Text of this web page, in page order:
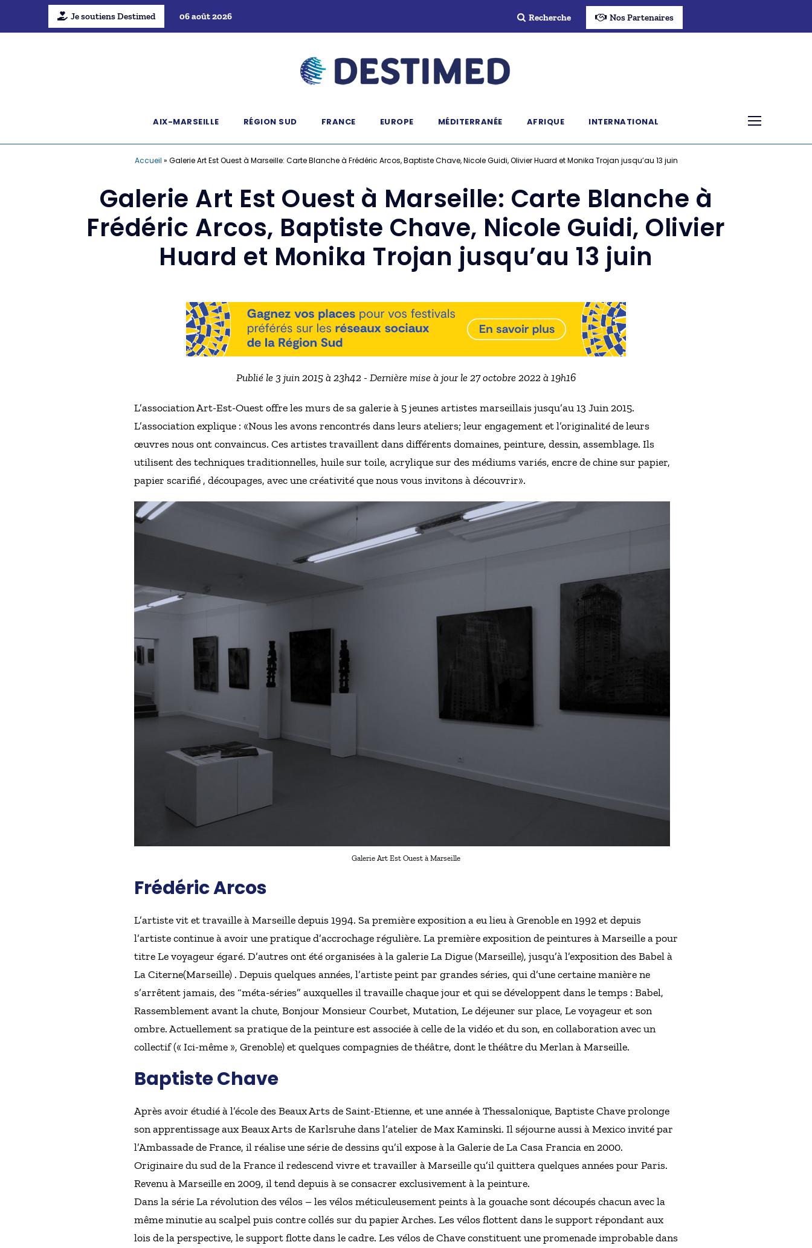
Je soutiens Destimed 06 août 2026 Recherche Nos Partenaires
AIX-MARSEILLE RÉGION SUD FRANCE EUROPE MÉDITERRANÉE AFRIQUE INTERNATIONAL
Accueil » Galerie Art Est Ouest à Marseille: Carte Blanche à Frédéric Arcos, Baptiste Chave, Nicole Guidi, Olivier Huard et Monika Trojan jusqu’au 13 juin
Galerie Art Est Ouest à Marseille: Carte Blanche à
Frédéric Arcos, Baptiste Chave, Nicole Guidi, Olivier
Huard et Monika Trojan jusqu’au 13 juin
Publié le 3 juin 2015 à 23h42 - Dernière mise à jour le 27 octobre 2022 à 19h16
L’association Art-Est-Ouest offre les murs de sa galerie à 5 jeunes artistes marseillais jusqu’au 13 Juin 2015.
L’association explique : «Nous les avons rencontrés dans leurs ateliers; leur engagement et l’originalité de leurs
œuvres nous ont convaincus. Ces artistes travaillent dans différents domaines, peinture, dessin, assemblage. Ils
utilisent des techniques traditionnelles, huile sur toile, acrylique sur des médiums variés, encre de chine sur papier,
papier scarifié , découpages, avec une créativité que nous vous invitons à découvrir».
Galerie Art Est Ouest à Marseille
Frédéric Arcos
L’artiste vit et travaille à Marseille depuis 1994. Sa première exposition a eu lieu à Grenoble en 1992 et depuis
l’artiste continue à avoir une pratique d’accrochage régulière. La première exposition de peintures à Marseille a pour
titre Le voyageur égaré. D’autres ont été organisées à la galerie La Digue (Marseille), jusqu’à l’exposition des Babel à
La Citerne(Marseille) . Depuis quelques années, l’artiste peint par grandes séries, qui d’une certaine manière ne
s’arrêtent jamais, des “méta-séries” auxquelles il travaille chaque jour et qui se développent dans le temps : Babel,
Rassemblement avant la chute, Bonjour Monsieur Courbet, Mutation, Le déjeuner sur place, Le voyageur et son
ombre. Actuellement sa pratique de la peinture est associée à celle de la vidéo et du son, en collaboration avec un
collectif (« Ici-même », Grenoble) et quelques compagnies de théâtre, dont le théâtre du Merlan à Marseille.
Baptiste Chave
Après avoir étudié à l’école des Beaux Arts de Saint-Etienne, et une année à Thessalonique, Baptiste Chave prolonge
son apprentissage aux Beaux Arts de Karlsruhe dans l’atelier de Max Kaminski. Il séjourne aussi à Mexico invité par
l’Ambassade de France, il réalise une série de dessins qu’il expose à la Galerie de La Casa Francia en 2000.
Originaire du sud de la France il redescend vivre et travailler à Marseille qu’il quittera quelques années pour Paris.
Revenu à Marseille en 2009, il tend depuis à se consacrer exclusivement à la peinture.
Dans la série La révolution des vélos – les vélos méticuleusement peints à la gouache sont découpés chacun avec la
même minutie au scalpel puis contre collés sur du papier Arches. Les vélos flottent dans le support répondant aux
lois de la perspective, le support flotte dans le cadre. Les vélos de Chave constituent une promenade improbable dans